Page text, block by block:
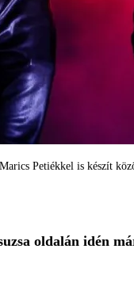
Petiékkel is készít
oldalán idén